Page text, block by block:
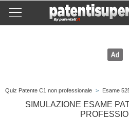
Quiz Patente C1 non professionale > Esame
SIMULAZIONE ESAME